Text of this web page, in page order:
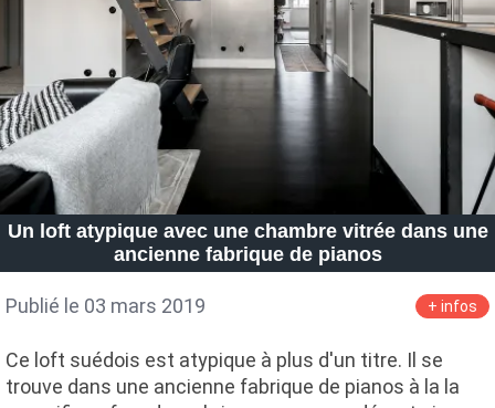
Un loft atypique avec une chambre vitrée dans une
ancienne fabrique de pianos
Publié le 03 mars 2019 + infos
Ce loft suédois est atypique à plus d'un titre. Il se
trouve dans une ancienne fabrique de pianos à la la